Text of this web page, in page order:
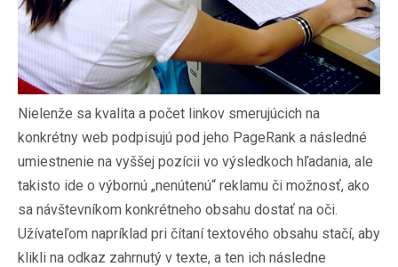
Nielenže sa kvalita a počet linkov smerujúcich na
konkrétny web podpisujú pod jeho PageRank a následné
umiestnenie na vyššej pozícii vo výsledkoch hľadania, ale
takisto ide o výbornú „nenútenú“ reklamu či možnosť, ako
sa návštevníkom konkrétneho obsahu dostať na oči.
Užívateľom napríklad pri čítaní textového obsahu stačí, aby
klikli na odkaz zahrnutý v texte, a ten ich následne